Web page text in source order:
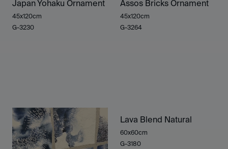
Japan Yohaku Ornament
45x120cm
G-3230
Assos Bricks Ornament
45x120cm
G-3264
Lava Blend Natural
60x60cm
G-3180